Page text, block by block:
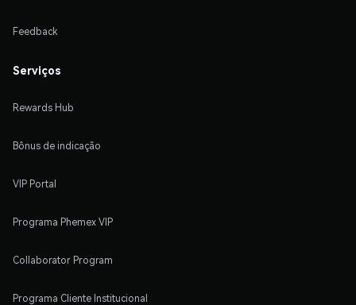
Feedback
Serviços
Rewards Hub
Bônus de indicação
VIP Portal
Programa Phemex VIP
Collaborator Program
Programa Cliente Institucional